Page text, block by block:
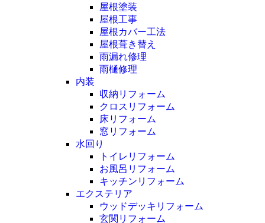
屋根塗装
屋根工事
屋根カバー工法
屋根葺き替え
雨漏れ修理
雨樋修理
内装
収納リフォーム
クロスリフォーム
床リフォーム
窓リフォーム
水回り
トイレリフォーム
お風呂リフォーム
キッチンリフォーム
エクステリア
ウッドデッキリフォーム
玄関リフォーム